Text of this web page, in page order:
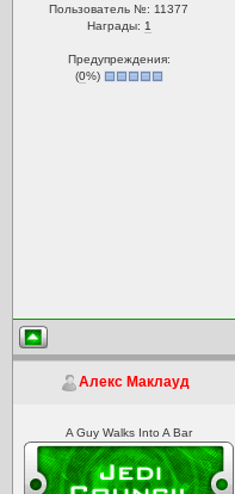
Пользователь №: 11377
Награды: 1
Предупреждения:
(0%)
Алекс Маклауд
A Guy Walks Into A Bar